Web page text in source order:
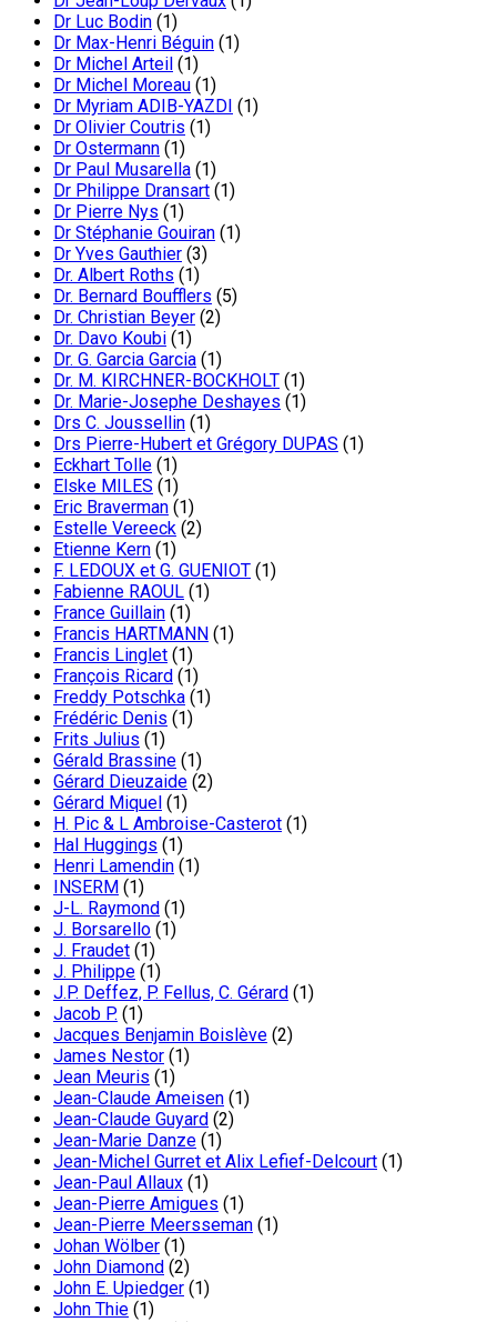
Dr Luc Bodin (1)
Dr Max-Henri Béguin (1)
Dr Michel Arteil (1)
Dr Michel Moreau (1)
Dr Myriam ADIB-YAZDI (1)
Dr Olivier Coutris (1)
Dr Ostermann (1)
Dr Paul Musarella (1)
Dr Philippe Dransart (1)
Dr Pierre Nys (1)
Dr Stéphanie Gouiran (1)
Dr Yves Gauthier (3)
Dr. Albert Roths (1)
Dr. Bernard Boufflers (5)
Dr. Christian Beyer (2)
Dr. Davo Koubi (1)
Dr. G. Garcia Garcia (1)
Dr. M. KIRCHNER-BOCKHOLT (1)
Dr. Marie-Josephe Deshayes (1)
Drs C. Joussellin (1)
Drs Pierre-Hubert et Grégory DUPAS (1)
Eckhart Tolle (1)
Elske MILES (1)
Eric Braverman (1)
Estelle Vereeck (2)
Etienne Kern (1)
F. LEDOUX et G. GUENIOT (1)
Fabienne RAOUL (1)
France Guillain (1)
Francis HARTMANN (1)
Francis Linglet (1)
François Ricard (1)
Freddy Potschka (1)
Frédéric Denis (1)
Frits Julius (1)
Gérald Brassine (1)
Gérard Dieuzaide (2)
Gérard Miquel (1)
H. Pic & L Ambroise-Casterot (1)
Hal Huggings (1)
Henri Lamendin (1)
INSERM (1)
J-L. Raymond (1)
J. Borsarello (1)
J. Fraudet (1)
J. Philippe (1)
J.P. Deffez, P. Fellus, C. Gérard (1)
Jacob P. (1)
Jacques Benjamin Boislève (2)
James Nestor (1)
Jean Meuris (1)
Jean-Claude Ameisen (1)
Jean-Claude Guyard (2)
Jean-Marie Danze (1)
Jean-Michel Gurret et Alix Lefief-Delcourt (1)
Jean-Paul Allaux (1)
Jean-Pierre Amigues (1)
Jean-Pierre Meersseman (1)
Johan Wölber (1)
John Diamond (2)
John E. Upiedger (1)
John Thie (1)